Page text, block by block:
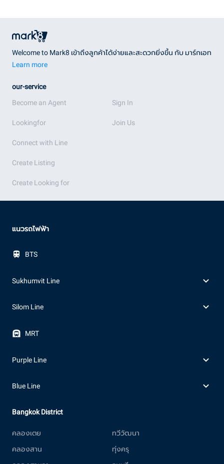
Welcome to Mark8 เข้าถึงลูกค้าได้ง่ายและสะดวกยิ่งขึ้น กับ มาร์กเอท
Learn more
our-service
Become an Agent
Lookingfor
Connect with Line
Create Listing
Create Looking for
Sign In
Join Us
แนวรถไฟฟ้า
BTS
Sukhumvit Line
Silom Line
MRT
Purple Line
Blue Line
Bangkok District
คลองเตย
คลองสาน
ทวีวัฒนา
ทุ่งครุ